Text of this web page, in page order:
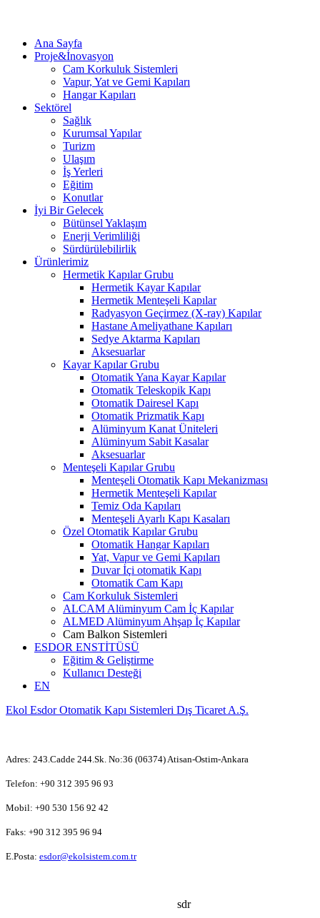
Ana Sayfa
Proje&İnovasyon
Cam Korkuluk Sistemleri
Vapur, Yat ve Gemi Kapıları
Hangar Kapıları
Sektörel
Sağlık
Kurumsal Yapılar
Turizm
Ulaşım
İş Yerleri
Eğitim
Konutlar
İyi Bir Gelecek
Bütünsel Yaklaşım
Enerji Verimliliği
Sürdürülebilirlik
Ürünlerimiz
Hermetik Kapılar Grubu
Hermetik Kayar Kapılar
Hermetik Menteşeli Kapılar
Radyasyon Geçirmez (X-ray) Kapılar
Hastane Ameliyathane Kapıları
Sedye Aktarma Kapıları
Aksesuarlar
Kayar Kapılar Grubu
Otomatik Yana Kayar Kapılar
Otomatik Teleskopik Kapı
Otomatik Dairesel Kapı
Otomatik Prizmatik Kapı
Alüminyum Kanat Üniteleri
Alüminyum Sabit Kasalar
Aksesuarlar
Menteşeli Kapılar Grubu
Menteşeli Otomatik Kapı Mekanizması
Hermetik Menteşeli Kapılar
Temiz Oda Kapıları
Menteşeli Ayarlı Kapı Kasaları
Özel Otomatik Kapılar Grubu
Otomatik Hangar Kapıları
Yat, Vapur ve Gemi Kapıları
Duvar İçi otomatik Kapı
Otomatik Cam Kapı
Cam Korkuluk Sistemleri
ALCAM Alüminyum Cam İç Kapılar
ALMED Alüminyum Ahşap İç Kapılar
Cam Balkon Sistemleri
ESDOR ENSTİTÜSÜ
Eğitim & Geliştirme
Kullanıcı Desteği
EN
Ekol Esdor Otomatik Kapı Sistemleri Dış Ticaret A.Ş.
Adres: 243.Cadde 244.Sk. No:36 (06374) Atisan-Ostim-Ankara
Telefon: +90 312 395 96 93
Mobil: +90 530 156 92 42
Faks: +90 312 395 96 94
E.Posta: esdor@ekolsistem.com.tr
sdr